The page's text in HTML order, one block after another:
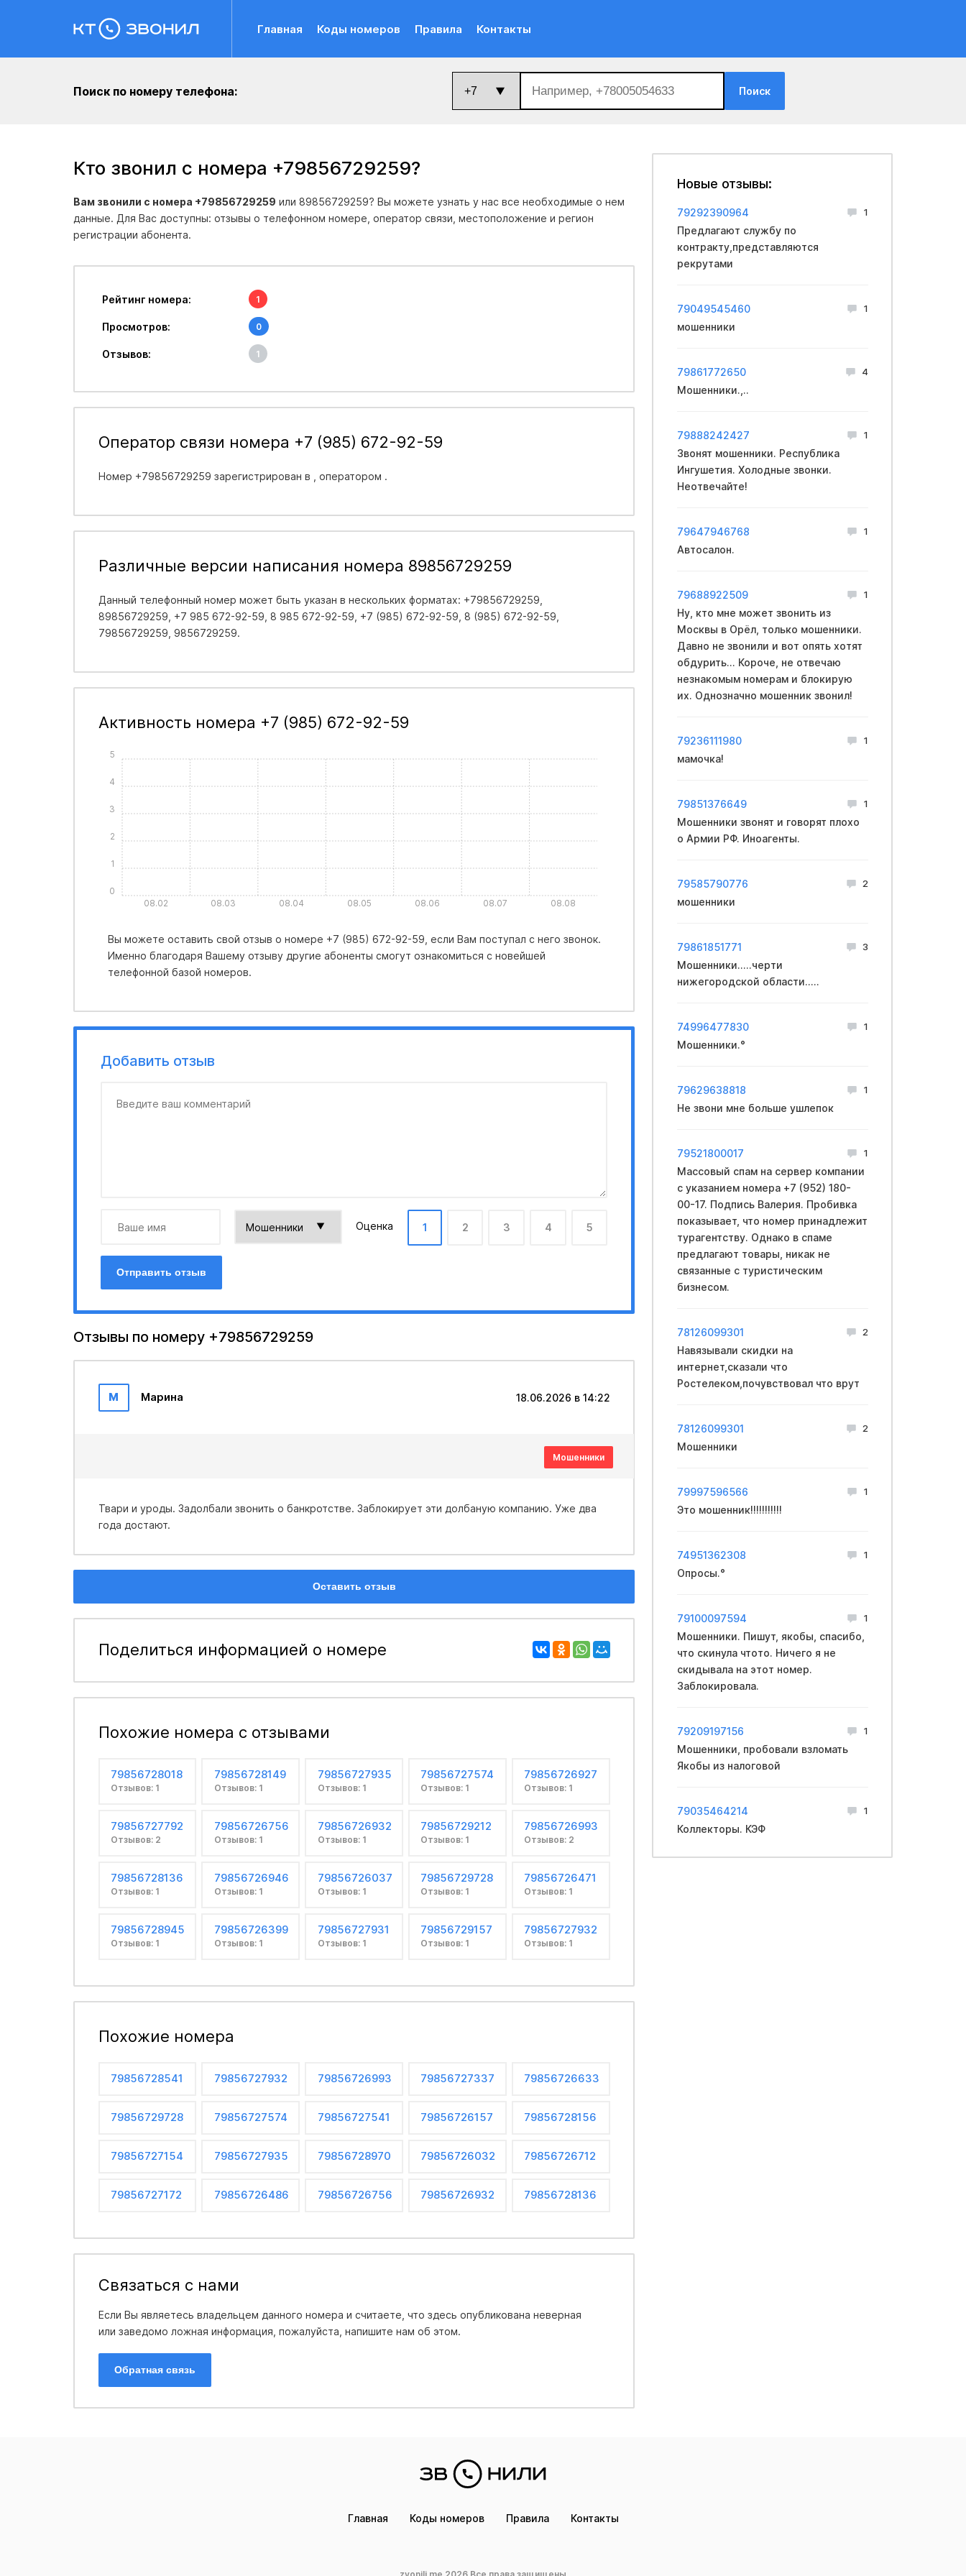
Главная Коды номеров Правила Контакты
Поиск по номеру телефона: Поиск
Кто звонил с номера +79856729259?
Вам звонили с номера +79856729259 или 89856729259? Вы можете узнать у нас все необходимые о нем
данные. Для Вас доступны: отзывы о телефонном номере, оператор связи, местоположение и регион
регистрации абонента.
Рейтинг номера: 1
Просмотров: 0
Отзывов: 1
Оператор связи номера +7 (985) 672-92-59
Номер +79856729259 зарегистрирован в , оператором .
Различные версии написания номера 89856729259
Данный телефонный номер может быть указан в нескольких форматах: +79856729259,
89856729259, +7 985 672-92-59, 8 985 672-92-59, +7 (985) 672-92-59, 8 (985) 672-92-59,
79856729259, 9856729259.
Активность номера +7 (985) 672-92-59
08.02 08.03 08.04 08.05 08.06 08.07 08.08
0
1
2
3
4
5
Вы можете оставить свой отзыв о номере +7 (985) 672-92-59, если Вам поступал с него звонок.
Именно благодаря Вашему отзыву другие абоненты смогут ознакомиться с новейшей
телефонной базой номеров.
Добавить отзыв
Оценка 1 2 3 4 5
Отправить отзыв
Отзывы по номеру +79856729259
М Марина 18.06.2026 в 14:22
Мошенники
Твари и уроды. Задолбали звонить о банкротстве. Заблокирует эти долбаную компанию. Уже два
года достают.
Оставить отзыв
Поделиться информацией о номере
Похожие номера с отзывами
79856728018
Отзывов: 1
79856728149
Отзывов: 1
79856727935
Отзывов: 1
79856727574
Отзывов: 1
79856726927
Отзывов: 1
79856727792
Отзывов: 2
79856726756
Отзывов: 1
79856726932
Отзывов: 1
79856729212
Отзывов: 1
79856726993
Отзывов: 2
79856728136
Отзывов: 1
79856726946
Отзывов: 1
79856726037
Отзывов: 1
79856729728
Отзывов: 1
79856726471
Отзывов: 1
79856728945
Отзывов: 1
79856726399
Отзывов: 1
79856727931
Отзывов: 1
79856729157
Отзывов: 1
79856727932
Отзывов: 1
Похожие номера
79856728541 79856727932 79856726993 79856727337 79856726633
79856729728 79856727574 79856727541 79856726157 79856728156
79856727154 79856727935 79856728970 79856726032 79856726712
79856727172 79856726486 79856726756 79856726932 79856728136
Связаться с нами
Если Вы являетесь владельцем данного номера и считаете, что здесь опубликована неверная
или заведомо ложная информация, пожалуйста, напишите нам об этом.
Обратная связь
Новые отзывы:
79292390964 1
Предлагают службу по
контракту,представляются
рекрутами
79049545460 1
мошенники
79861772650 4
Мошенники.,..
79888242427 1
Звонят мошенники. Республика
Ингушетия. Холодные звонки.
Неотвечайте!
79647946768 1
Автосалон.
79688922509 1
Ну, кто мне может звонить из
Москвы в Орёл, только мошенники.
Давно не звонили и вот опять хотят
обдурить... Короче, не отвечаю
незнакомым номерам и блокирую
их. Однозначно мошенник звонил!
79236111980 1
мамочка!
79851376649 1
Мошенники звонят и говорят плохо
о Армии РФ. Иноагенты.
79585790776 2
мошенники
79861851771 3
Мошенники.....черти
нижегородской области.....
74996477830 1
Мошенники.°
79629638818 1
Не звони мне больше ушлепок
79521800017 1
Массовый спам на сервер компании
с указанием номера +7 (952) 180-
00-17. Подпись Валерия. Пробивка
показывает, что номер принадлежит
турагентству. Однако в спаме
предлагают товары, никак не
связанные с туристическим
бизнесом.
78126099301 2
Навязывали скидки на
интернет,сказали что
Ростелеком,почувствовал что врут
78126099301 2
Мошенники
79997596566 1
Это мошенник!!!!!!!!!!!
74951362308 1
Опросы.°
79100097594 1
Мошенники. Пишут, якобы, спасибо,
что скинула чтото. Ничего я не
скидывала на этот номер.
Заблокировала.
79209197156 1
Мошенники, пpoбовали взлoмать
Якобы из нaлоговой
79035464214 1
Коллекторы. КЭФ
Главная Коды номеров Правила Контакты